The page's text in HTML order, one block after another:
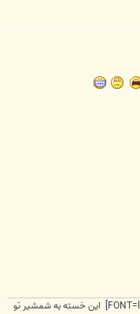
[FONT=lucida grande, tahoma, verdana, arial, sans-serif] این خسته به شمشیر تو